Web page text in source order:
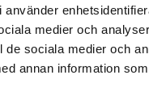
använder
medier och
de sociala medier och
annan information
konsulter